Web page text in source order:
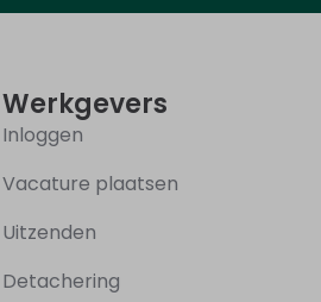
Werkgevers
Inloggen
Vacature plaatsen
Uitzenden
Detachering